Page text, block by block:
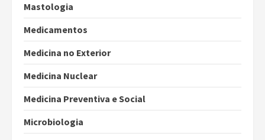
Mastologia
Medicamentos
Medicina no Exterior
Medicina Nuclear
Medicina Preventiva e Social
Microbiologia